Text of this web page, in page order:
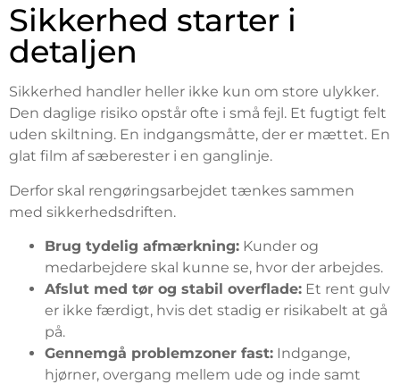
Sikkerhed starter i
detaljen
Sikkerhed handler heller ikke kun om store ulykker.
Den daglige risiko opstår ofte i små fejl. Et fugtigt felt
uden skiltning. En indgangsmåtte, der er mættet. En
glat film af sæberester i en ganglinje.
Derfor skal rengøringsarbejdet tænkes sammen
med sikkerhedsdriften.
Brug tydelig afmærkning: Kunder og
medarbejdere skal kunne se, hvor der arbejdes.
Afslut med tør og stabil overflade: Et rent gulv
er ikke færdigt, hvis det stadig er risikabelt at gå
på.
Gennemgå problemzoner fast: Indgange,
hjørner, overgang mellem ude og inde samt